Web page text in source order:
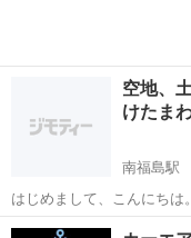
空地、
けたま
南福島駅
はじめまして、こんにちは
談を受けたまわります。 ●
福島 福島市